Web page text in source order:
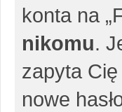
konta na
nikomu.
zapyta
nowe